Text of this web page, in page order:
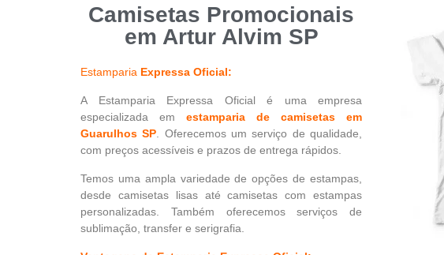
Camisetas Promocionais
em Artur Alvim SP
Estamparia Expressa Oficial:
A Estamparia Expressa Oficial é uma empresa
especializada em estamparia de camisetas em
Guarulhos SP. Oferecemos um serviço de qualidade,
com preços acessíveis e prazos de entrega rápidos.
Temos uma ampla variedade de opções de estampas,
desde camisetas lisas até camisetas com estampas
personalizadas. Também oferecemos serviços de
sublimação, transfer e serigrafia.